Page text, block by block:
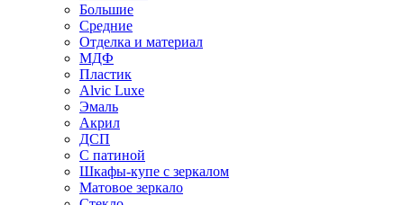
Большие
Средние
Отделка и материал
МДФ
Пластик
Alvic Luxe
Эмаль
Акрил
ДСП
С патиной
Шкафы-купе с зеркалом
Матовое зеркало